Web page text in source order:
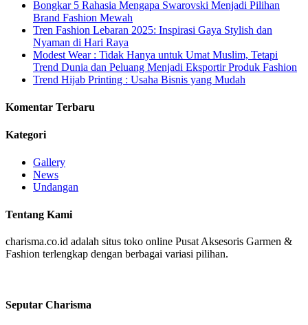
Bongkar 5 Rahasia Mengapa Swarovski Menjadi Pilihan
Brand Fashion Mewah
Tren Fashion Lebaran 2025: Inspirasi Gaya Stylish dan
Nyaman di Hari Raya
Modest Wear : Tidak Hanya untuk Umat Muslim, Tetapi
Trend Dunia dan Peluang Menjadi Eksportir Produk Fashion
Trend Hijab Printing : Usaha Bisnis yang Mudah
Komentar Terbaru
Kategori
Gallery
News
Undangan
Tentang Kami
charisma.co.id adalah situs toko online Pusat Aksesoris Garmen &
Fashion terlengkap dengan berbagai variasi pilihan.
Seputar Charisma